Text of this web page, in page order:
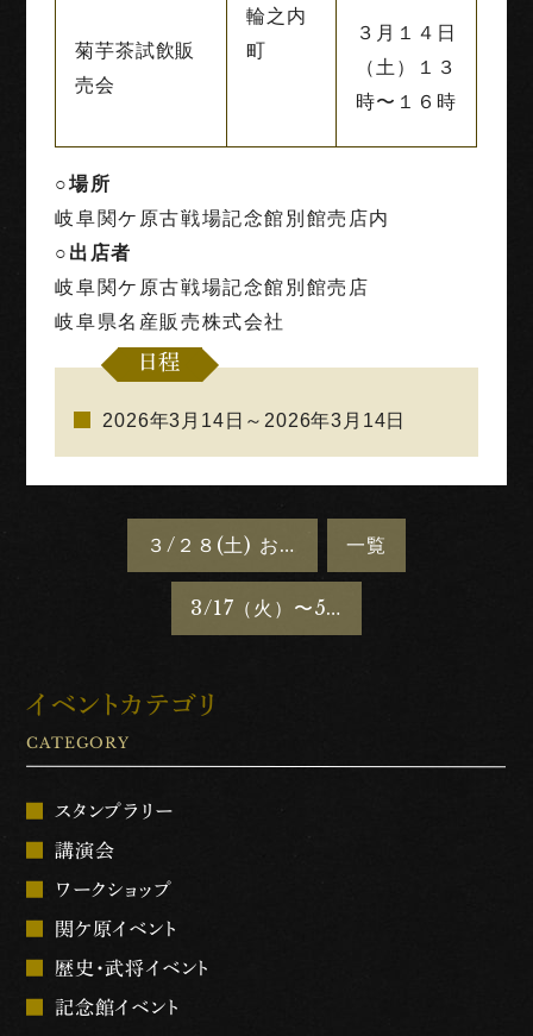
菊芋茶試飲販
売会
輪之内
町
３月１４日
（土）１３
時〜１６時
○場所
岐阜関ケ原古戦場記念館別館売店内
○出店者
岐阜関ケ原古戦場記念館別館売店
岐阜県名産販売株式会社
日程
2026年3月14日～2026年3月14日
３/２８(土) お手軽、足軽ワークショップ「展示物よもやま話と和とじメモ帳作り」を開催します 一覧
3/17（火）〜5/10（日）新収蔵品展示「豊臣家ゆかりの武将 −福島正則−」を開催します
イベントカテゴリ
CATEGORY
スタンプラリー
講演会
ワークショップ
関ケ原イベント
歴史・武将イベント
記念館イベント